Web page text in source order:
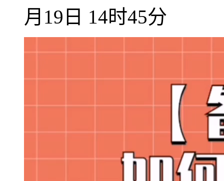
月19日 14时45分